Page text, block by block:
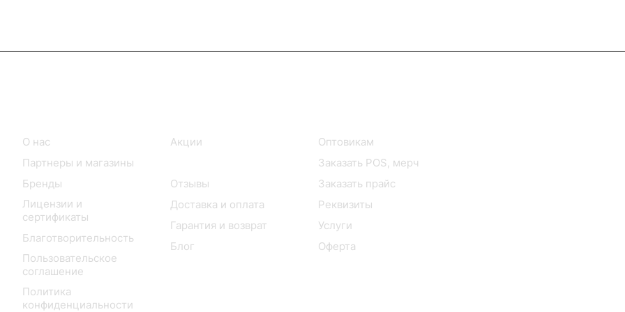
О нас
Партнеры и магазины
Бренды
Лицензии и
сертификаты
Благотворительность
Пользовательское
соглашение
Политика
конфиденциальности
Акции
Отзывы
Доставка и оплата
Гарантия и возврат
Блог
Оптовикам
Заказать POS, мерч
Заказать прайс
Реквизиты
Услуги
Оферта